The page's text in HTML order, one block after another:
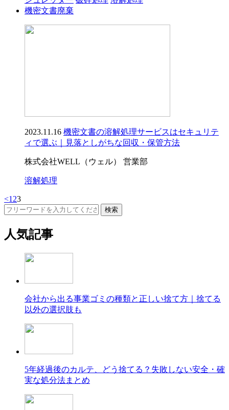
機密文書廃棄
2023.11.16 機密文書の溶解処理サービスはセキュリテ
ィで選ぶ｜見落としがちな回収・保管方法
株式会社WELL（ウェル） 営業部
溶解処理
<1 23
人気記事
会社から出る事業ゴミの種類と正しい捨て方｜捨てる
以外の選択肢も
5年経過後のカルテ、どう捨てる？失敗しない安全・確
実な処分法まとめ